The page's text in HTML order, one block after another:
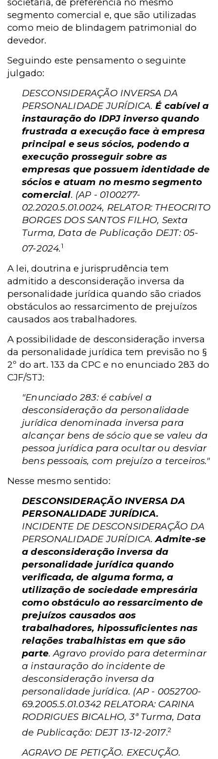
segmento comercial e, que são utilizadas
como meio de blindagem patrimonial do
devedor.
Seguindo este pensamento o seguinte
julgado:
DESCONSIDERAÇÃO INVERSA DA
PERSONALIDADE JURÍDICA.É cabível a
instauração do IDPJ inverso quando
frustrada a execução face à empresa
principal e seus sócios, podendo a
execução prosseguir sobre as
empresas que possuem identidade de
sócios e atuam no mesmo segmento
comercial. (AP - 0100277-
02.2020.5.01.0024, RELATOR: THEOCRITO
BORGES DOS SANTOS FILHO, Sexta
Turma, Data de Publicação DEJT: 05-
07-2024.1
A lei, doutrina e jurisprudência tem
admitido a desconsideração inversa da
personalidade jurídica quando são criados
obstáculos ao ressarcimento de prejuízos
causados aos trabalhadores.
A possibilidade de desconsideração inversa
da personalidade jurídica tem previsão no §
2º do art. 133 da CPC e no enunciado 283 do
CJF/STJ:
"Enunciado 283: é cabível a
desconsideração da personalidade
jurídica denominada inversa para
alcançar bens de sócio que se valeu da
pessoa jurídica para ocultar ou desviar
bens pessoais, com prejuízo a terceiros."
Nesse mesmo sentido:
DESCONSIDERAÇÃO INVERSA DA
PERSONALIDADE JURÍDICA.
INCIDENTE DE DESCONSIDERAÇÃO DA
PERSONALIDADE JURÍDICA.Admite-se
a desconsideração inversa da
personalidade jurídica quando
verificada, de alguma forma, a
utilização de sociedade empresária
como obstáculo ao ressarcimento de
prejuízos causados aos
trabalhadores, hipossuficientes nas
relações trabalhistas em que são
parte. Agravo provido para determinar
a instauração do incidente de
desconsideração inversa da
personalidade jurídica. (AP - 0052700-
69.2005.5.01.0342 RELATORA: CARINA
RODRIGUES BICALHO, 3ª Turma, Data
de Publicação: DEJT 13-12-2017.2
AGRAVO DE PETIÇÃO. EXECUÇÃO.